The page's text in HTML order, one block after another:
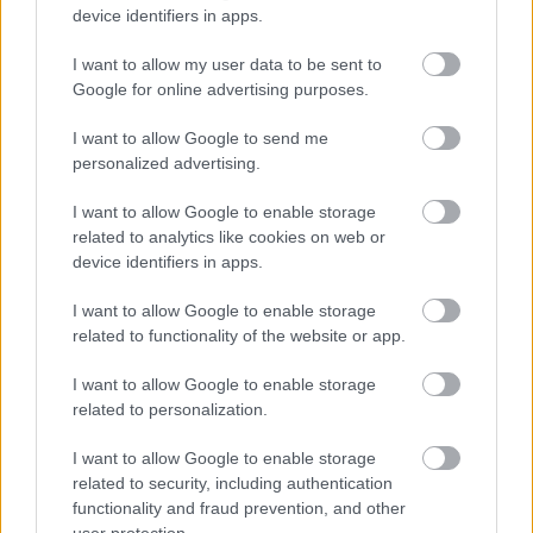
device identifiers in apps.
I want to allow my user data to be sent to
Google for online advertising purposes.
I want to allow Google to send me
personalized advertising.
I want to allow Google to enable storage
related to analytics like cookies on web or
device identifiers in apps.
I want to allow Google to enable storage
related to functionality of the website or app.
I want to allow Google to enable storage
related to personalization.
I want to allow Google to enable storage
related to security, including authentication
functionality and fraud prevention, and other
Φωτιά σε χαμηλή βλάστηση στο
Κορωπί – Μήνυμα από το 112